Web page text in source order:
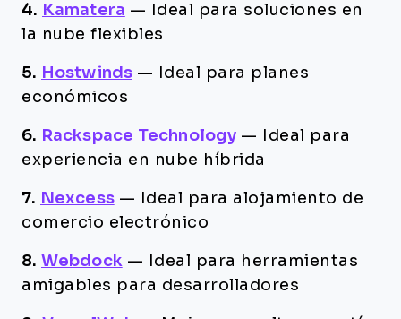
4. Kamatera —
Ideal para soluciones en
la nube flexibles
5. Hostwinds —
Ideal para planes
económicos
6. Rackspace Technology —
Ideal para
experiencia en nube híbrida
7. Nexcess —
Ideal para alojamiento de
comercio electrónico
8. Webdock —
Ideal para herramientas
amigables para desarrolladores